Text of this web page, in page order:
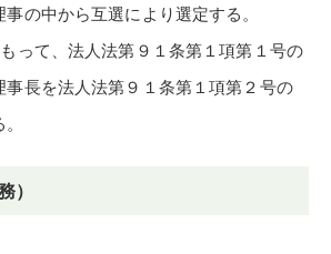
の中から互選により選定する。
って、法人法第９１条第１項第１号の
長を法人法第９１条第１項第２号の
）